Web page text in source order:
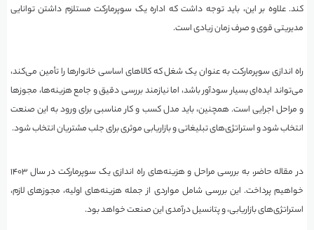
کند. علاوه بر این، باید توجه داشت که اداره یک سوپرمارکت مستلزم داشتن توانایی
مدیریتی قوی و صرف زمان زیادی است.
راه اندازی سوپرمارکت به عنوان یک شغل که کالاهای اساسی خانوارها را تأمین می‌کند،
می‌تواند ایده‌ای بسیار سودآور باشد، اما نیازمند بررسی دقیق و جامع هزینه‌ها، مجوزها
و مراحل اجرایی است. همچنین، باید مدل کسب و کار مناسبی برای ورود به این صنعت
انتخاب شود و استراتژی‌های تبلیغاتی و بازاریابی موثری برای جلب مشتریان انتخاب شود.
در مقاله حاضر، به بررسی مراحل و هزینه‌های راه اندازی یک سوپرمارکت در سال ۱۴۰۳
خواهیم پرداخت. این بررسی شامل مواردی از جمله هزینه‌های اولیه، مجوزهای لازم،
استراتژی‌های بازاریابی، و پتانسیل درآمدی این صنعت خواهد بود.